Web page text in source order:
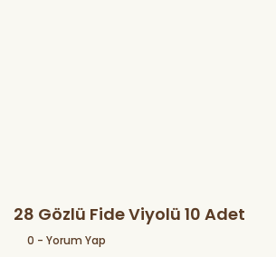
28 Gözlü Fide Viyolü 10 Adet
0 - Yorum Yap